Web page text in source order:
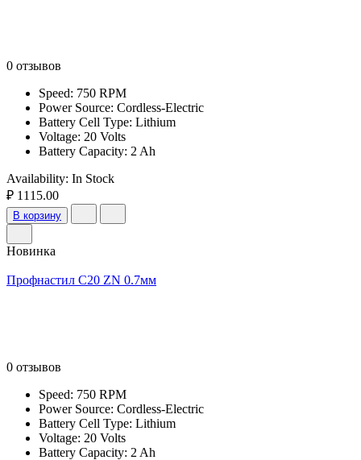
0 отзывов
Speed: 750 RPM
Power Source: Cordless-Electric
Battery Cell Type: Lithium
Voltage: 20 Volts
Battery Capacity: 2 Ah
Availability: In Stock
₽ 1115.00
В корзину
Новинка
Профнастил С20 ZN 0.7мм
0 отзывов
Speed: 750 RPM
Power Source: Cordless-Electric
Battery Cell Type: Lithium
Voltage: 20 Volts
Battery Capacity: 2 Ah